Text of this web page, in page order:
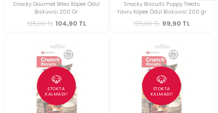
Snacky Gourmet Bites Köpek Ödül
Bisküvisi 200 Gr
125,00 TL 104,90 TL
Snacky Biscuits Puppy Treats
Yavru Köpek Ödül Bisküvisi 200 gr
125,00 TL 99,90 TL
STOKTA
KALMADI!
STOKTA
KALMADI!